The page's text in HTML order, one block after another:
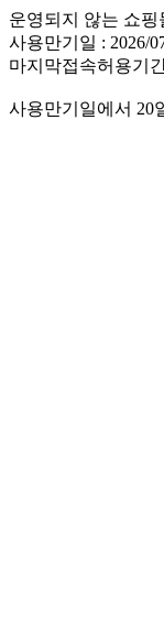
운영되지 않는 쇼핑
사용만기일 : 2026/
마지막접속허용기
사용만기일에서 20